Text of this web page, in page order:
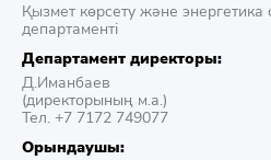
Қызмет көрсету және энергетика
департаменті
Департамент директоры:
Д.Иманбаев
(директорының м.а.)
Тел. +7 7172 749077
Орындаушы: